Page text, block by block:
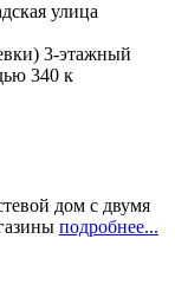
улица
3-этажный
340 к
дом с двумя
подробнее...